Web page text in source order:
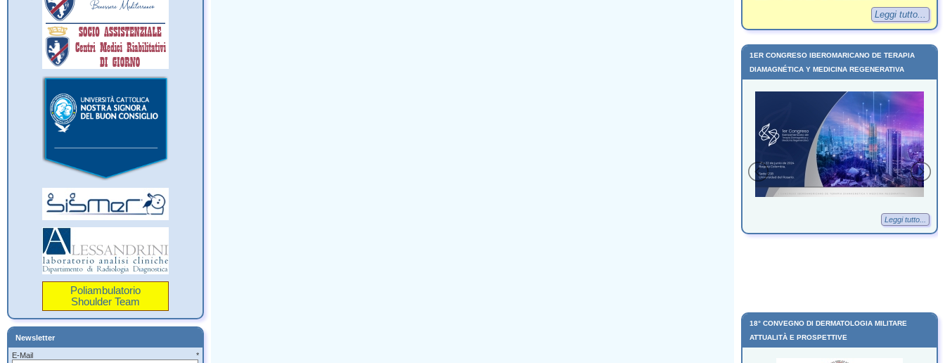
Poliambulatorio
Shoulder Team
Newsletter
E-Mail *
Leggi tutto...
1ER CONGRESO IBEROMARICANO DE TERAPIA
DIAMAGNÉTICA Y MEDICINA REGENERATIVA
Leggi tutto...
18° CONVEGNO DI DERMATOLOGIA MILITARE
ATTUALITÀ E PROSPETTIVE